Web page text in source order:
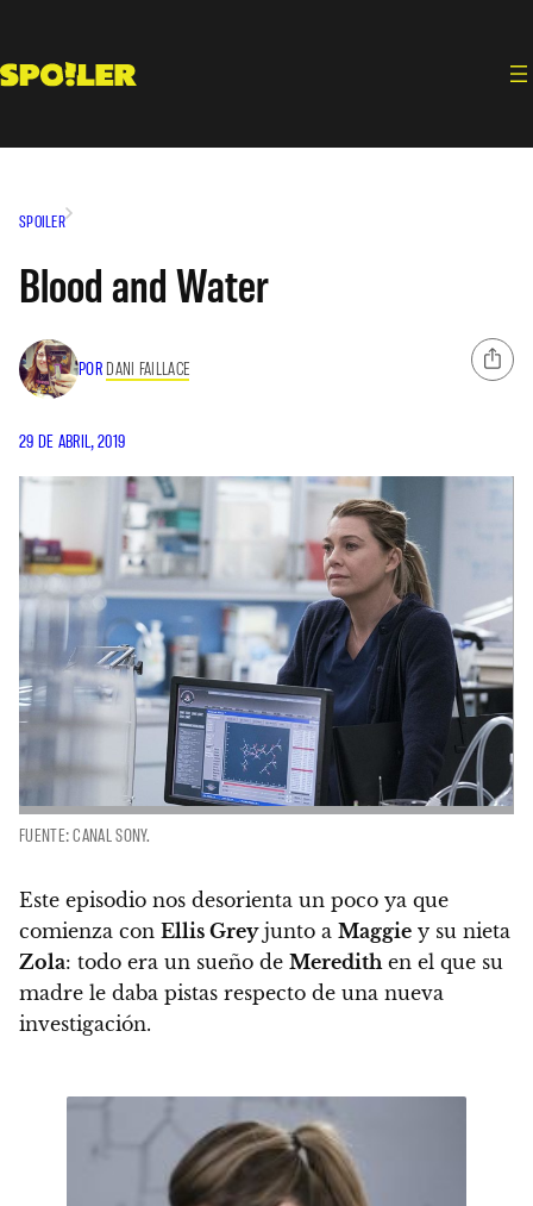
contenido
SPOILER
Blood and Water
POR DANI FAILLACE
29 DE ABRIL, 2019
FUENTE: CANAL SONY.
Este episodio nos desorienta un poco ya que
comienza con Ellis Greyjunto a Maggie y su nieta
Zola: todo era un sueño de Meredithen el que su
madre le daba pistas respecto de una nueva
investigación.